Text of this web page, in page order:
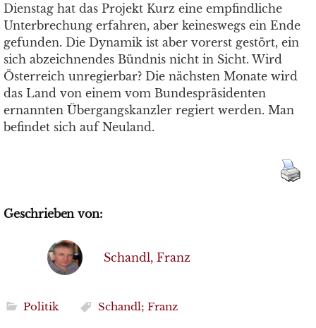
Dienstag hat das Projekt Kurz eine empfindliche
Unterbrechung erfahren, aber keineswegs ein Ende
gefunden. Die Dynamik ist aber vorerst gestört, ein
sich abzeichnendes Bündnis nicht in Sicht. Wird
Österreich unregierbar? Die nächsten Monate wird
das Land von einem vom Bundespräsidenten
ernannten Übergangskanzler regiert werden. Man
befindet sich auf Neuland.
Geschrieben von:
Schandl, Franz
Politik Schandl; Franz